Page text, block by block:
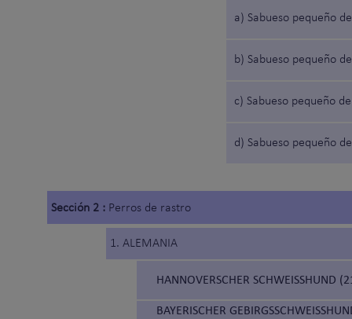
a) Sabueso pequeño
b) Sabueso pequeño
c) Sabueso pequeño
d) Sabueso pequeño
Sección 2 : Perros de rastro
1. ALEMANIA
HANNOVERSCHER SCHWEISSHUND
BAYERISCHER